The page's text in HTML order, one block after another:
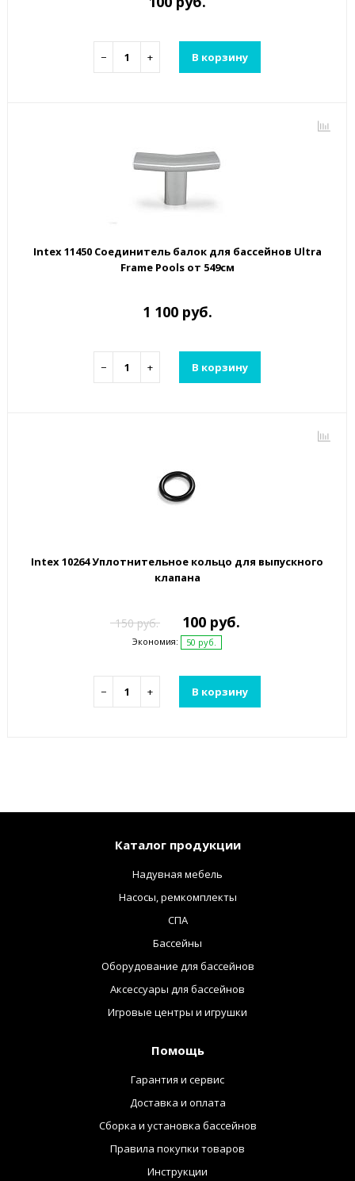
− + В корзину
Intex 11450 Соединитель балок для бассейнов Ultra
Frame Pools от 549см
1 100 руб.
− + В корзину
Intex 10264 Уплотнительное кольцо для выпускного
клапана
150 руб. 100 руб.
Экономия: 50 руб.
− + В корзину
Каталог продукции
Надувная мебель
Насосы, ремкомплекты
СПА
Бассейны
Оборудование для бассейнов
Аксессуары для бассейнов
Игровые центры и игрушки
Помощь
Гарантия и сервис
Доставка и оплата
Сборка и установка бассейнов
Правила покупки товаров
Инструкции